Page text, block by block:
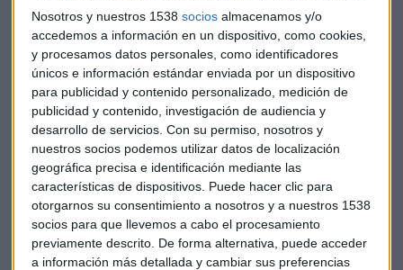
Nosotros y nuestros 1538 socios almacenamos y/o
accedemos a información en un dispositivo, como cookies,
y procesamos datos personales, como identificadores
únicos e información estándar enviada por un dispositivo
para publicidad y contenido personalizado, medición de
publicidad y contenido, investigación de audiencia y
desarrollo de servicios. Con su permiso, nosotros y
nuestros socios podemos utilizar datos de localización
geográfica precisa e identificación mediante las
características de dispositivos. Puede hacer clic para
otorgarnos su consentimiento a nosotros y a nuestros 1538
socios para que llevemos a cabo el procesamiento
previamente descrito. De forma alternativa, puede acceder
a información más detallada y cambiar sus preferencias
Empleados de Taqa